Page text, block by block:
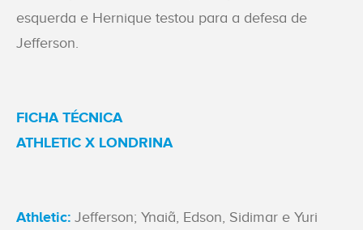
esquerda e Hernique testou para a defesa de
Jefferson.
FICHA TÉCNICA
ATHLETIC X LONDRINA
Athletic: Jefferson; Ynaiã, Edson, Sidimar e Yuri